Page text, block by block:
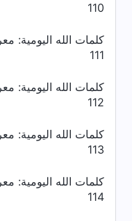
110
كلمات الله اليومية:
111
كلمات الله اليومية:
112
كلمات الله اليومية:
113
كلمات الله اليومية:
114